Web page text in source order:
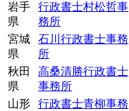
岩手
県
行政書士村松哲事
務所
宮城
県
石川行政書士事務
所
秋田
県
高桑清勝行政書士
事務所
山形
行政書士青柳事務